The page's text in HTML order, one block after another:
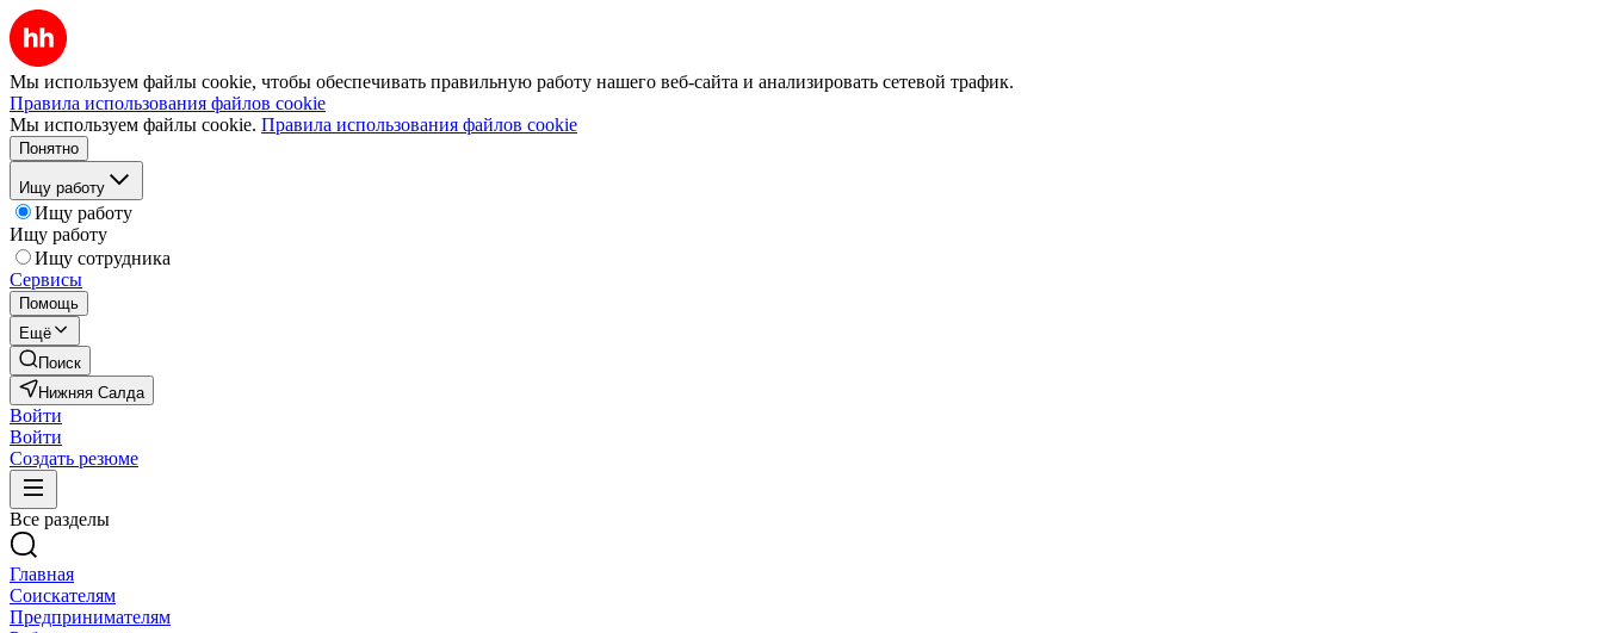
Мы используем файлы cookie, чтобы обеспечивать правильную работу нашего веб-сайта и анализировать сетевой трафик.
Правила использования файлов cookie
Мы используем файлы cookie. Правила использования файлов cookie
Понятно
Ищу работу
Ищу работу
Ищу работу
Ищу сотрудника
Сервисы
Помощь
Ещё
Поиск
Нижняя Салда
Войти
Войти
Создать резюме
Все разделы
Главная
Соискателям
Предпринимателям